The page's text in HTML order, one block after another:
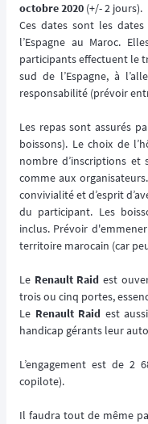
octobre 2020 (+/- 2 jours).
Ces dates sont les
l’Espagne au Maroc.
participants effectuent le
sud de l’Espagne, à
responsabilité (prévoir
Les repas sont assurés
boissons). Le choix de
nombre d’inscriptions
comme aux
convivialité et d’esprit
du participant. Les
inclus. Prévoir
territoire marocain (car
Le Renault Raid est
trois ou cinq portes,
Le Renault Raid est
handicap gérants leur
L’engagement est de 2
copilote).
Il faudra tout de même